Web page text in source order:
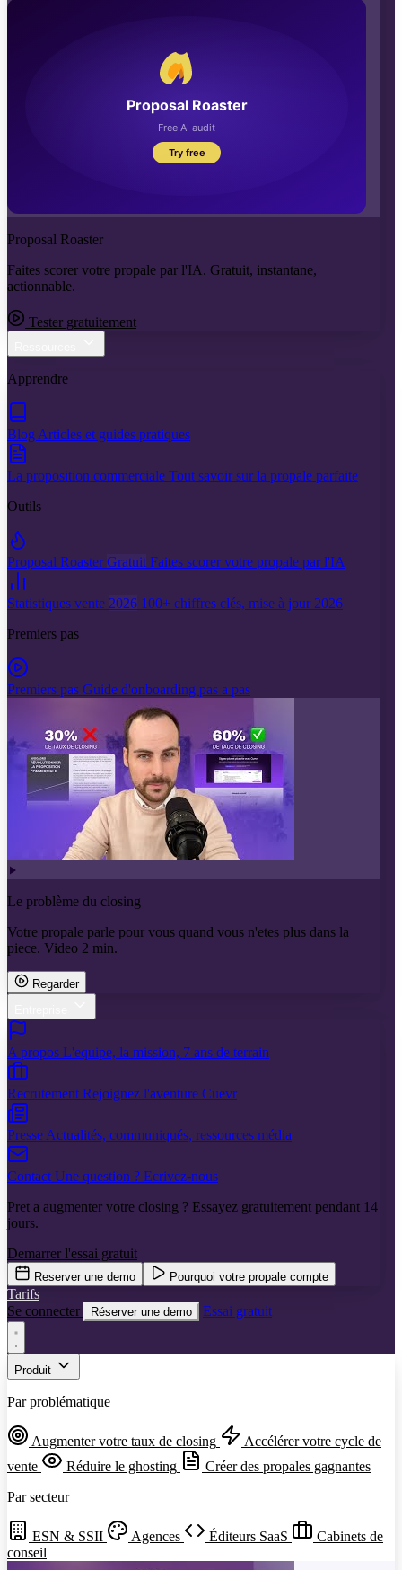
Proposal Roaster
Faites scorer votre propale par l'IA. Gratuit, instantane,
actionnable.
Tester gratuitement
Apprendre
Blog Articles et guides pratiques
La proposition commerciale Tout savoir sur la propale parfaite
Outils
Proposal RoasterGratuit Faites scorer votre propale par l'IA
Statistiques vente 2026 100+ chiffres clés, mise à jour 2026
Premiers pas
Premiers pas Guide d'onboarding pas a pas
Le problème du closing
Votre propale parle pour vous quand vous n'etes plus dans la
piece. Video 2 min.
Regarder
A propos L'equipe, la mission, 7 ans de terrain
Recrutement Rejoignez l'aventure Cuevr
Presse Actualités, communiqués, ressources média
Contact Une question ? Ecrivez-nous
Pret a augmenter votre closing ? Essayez gratuitement pendant 14
jours.
Demarrer l'essai gratuit
Reserver une demo Pourquoi votre propale compte
Tarifs
Se connecter
Réserver une demo Essai gratuit
Produit
Par problématique
Augmenter votre taux de closing
Accélérer votre cycle de
vente
Réduire le ghosting
Créer des propales gagnantes
Par secteur
ESN & SSII Agences Éditeurs SaaS
Cabinets de
conseil